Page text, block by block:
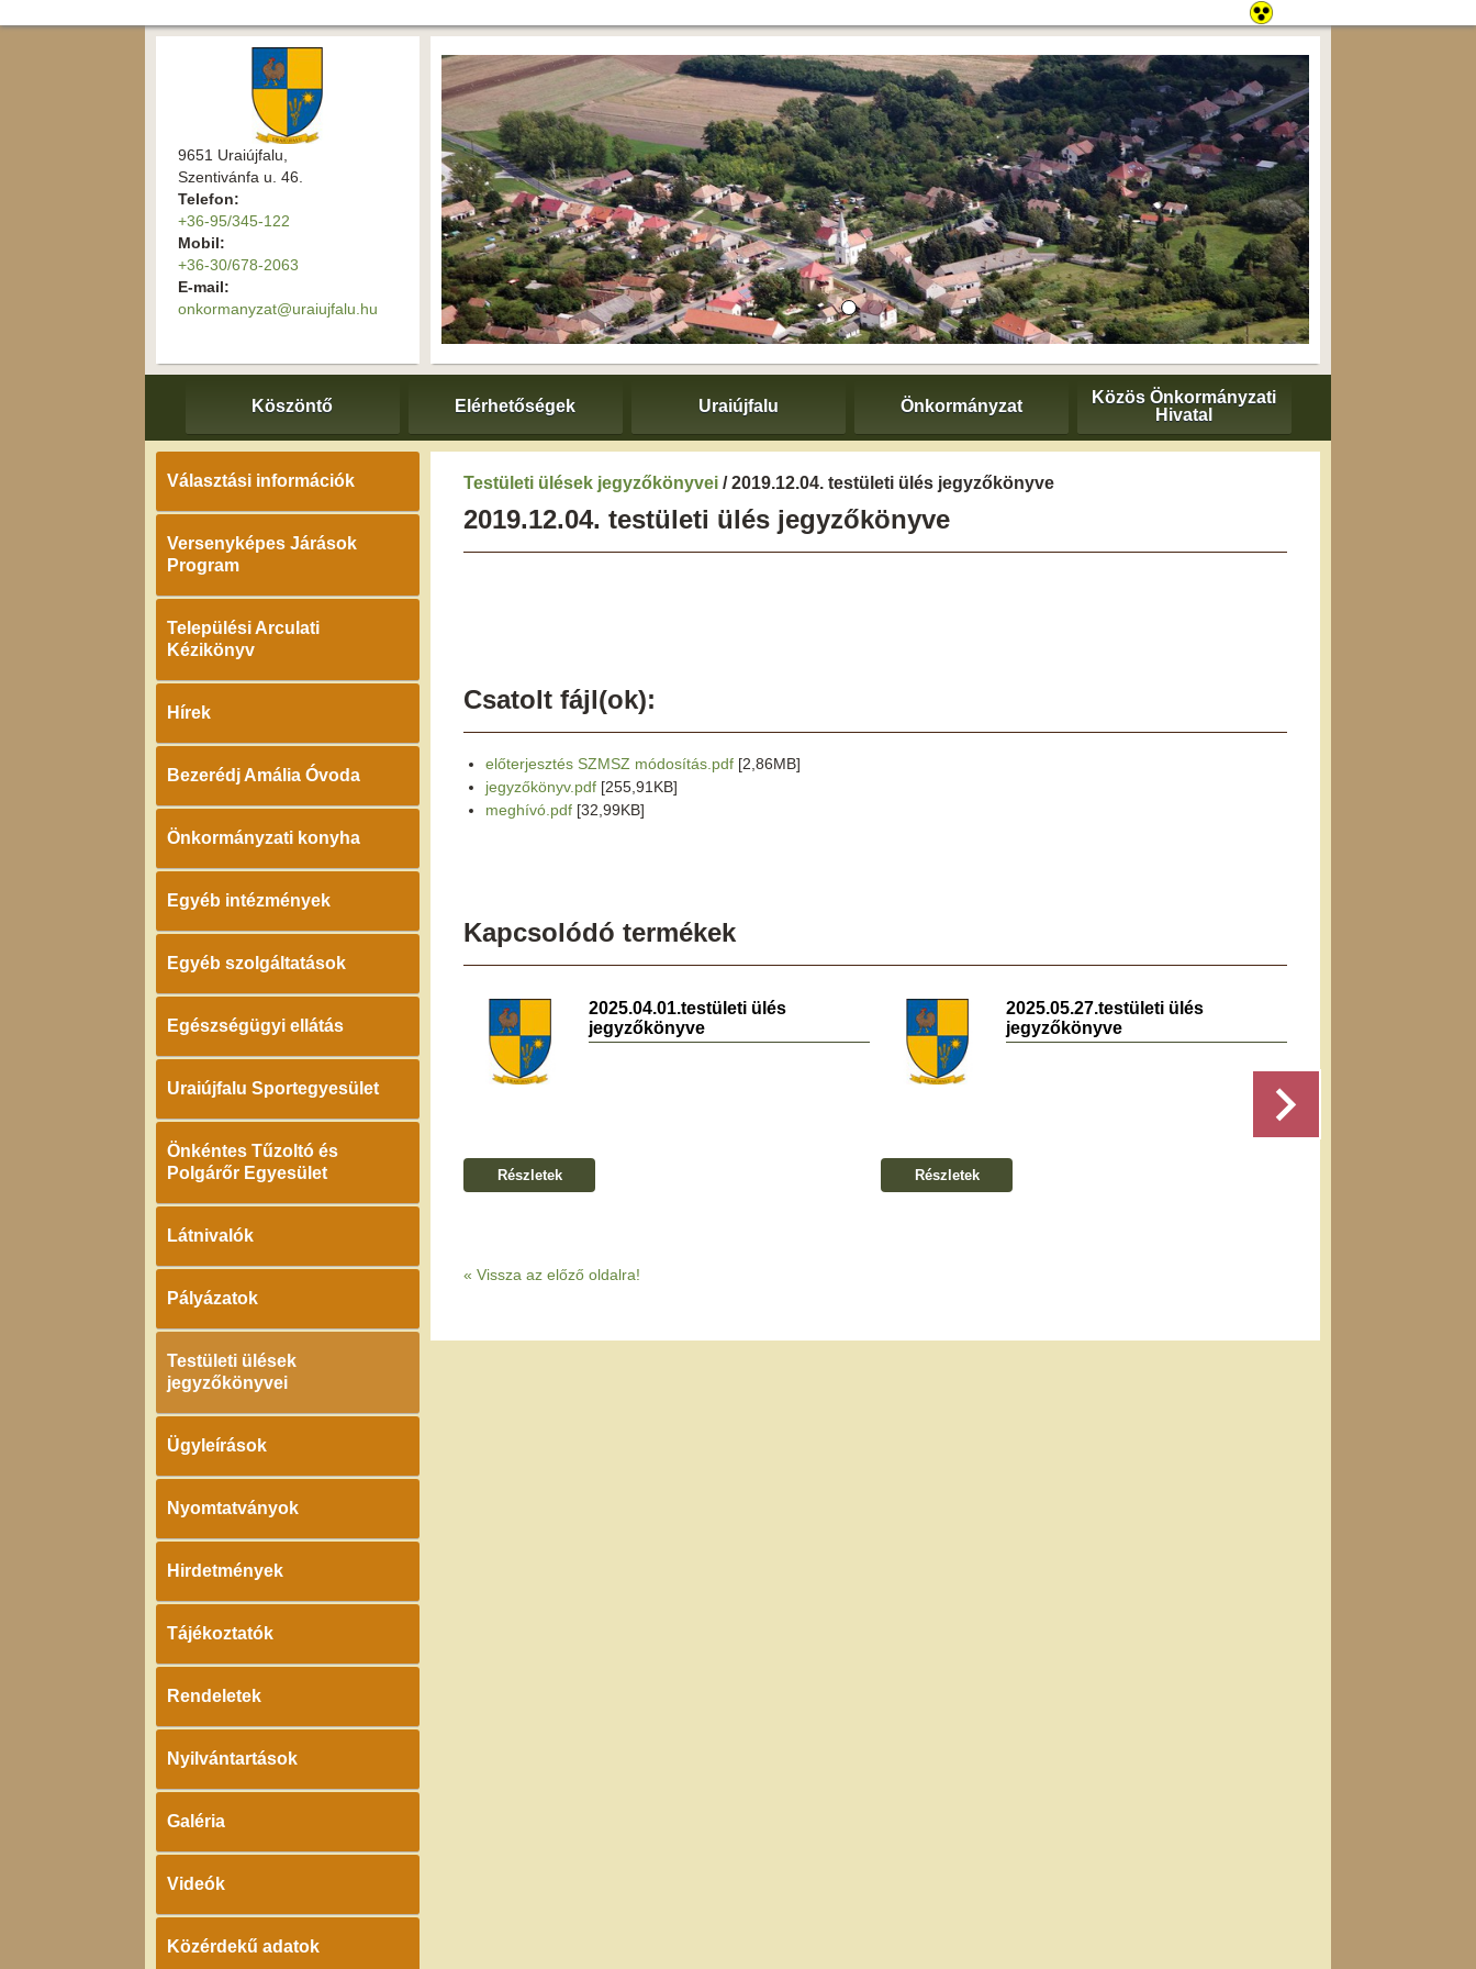
9651 Uraiújfalu,
Szentivánfa u. 46.
Telefon:
+36-95/345-122
Mobil:
+36-30/678-2063
E-mail:
onkormanyzat@uraiujfalu.hu
Köszöntő Elérhetőségek Uraiújfalu Önkormányzat
Közös Önkormányzati
Hivatal
Választási információk
Versenyképes Járások
Program
Települési Arculati
Kézikönyv
Hírek
Bezerédj Amália Óvoda
Önkormányzati konyha
Egyéb intézmények
Egyéb szolgáltatások
Egészségügyi ellátás
Uraiújfalu Sportegyesület
Önkéntes Tűzoltó és
Polgárőr Egyesület
Látnivalók
Pályázatok
Testületi ülések
jegyzőkönyvei
Ügyleírások
Nyomtatványok
Hirdetmények
Tájékoztatók
Rendeletek
Nyilvántartások
Galéria
Videók
Közérdekű adatok
Testületi ülések jegyzőkönyvei / 2019.12.04. testületi ülés jegyzőkönyve
2019.12.04. testületi ülés jegyzőkönyve
Csatolt fájl(ok):
előterjesztés SZMSZ módosítás.pdf [2,86MB]
jegyzőkönyv.pdf [255,91KB]
meghívó.pdf [32,99KB]
Kapcsolódó termékek
2025.04.01.testületi ülés
jegyzőkönyve
Részletek
2025.05.27.testületi ülés
jegyzőkönyve
Részletek
« Vissza az előző oldalra!